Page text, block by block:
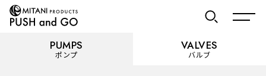
PUMPS
ポンプ
VALVES
バルブ